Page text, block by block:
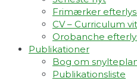
Frimærker
CV – Curriculum
Orobanche
Publikationer
Bog om
Publikationsliste